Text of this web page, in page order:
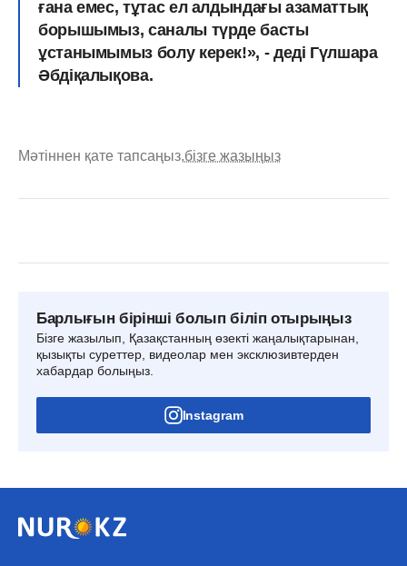
ғана емес, тұтас ел алдындағы азаматтық
борышымыз, саналы түрде басты
ұстанымымыз болу керек!», - деді Гүлшара
Әбдіқалықова.
Мәтіннен қате тапсаңыз,бізге жазыңыз
Барлығын бірінші болып біліп отырыңыз
Бізге жазылып, Қазақстанның өзекті жаңалықтарынан,
қызықты суреттер, видеолар мен эксклюзивтерден
хабардар болыңыз.
Instagram